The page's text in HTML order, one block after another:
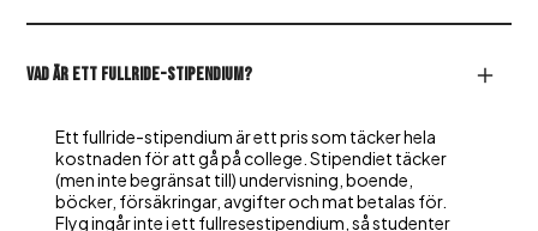
Vad är ett fullride-stipendium?
Ett fullride-stipendium är ett pris som täcker hela
kostnaden för att gå på college. Stipendiet täcker
(men inte begränsat till) undervisning, boende,
böcker, försäkringar, avgifter och mat betalas för.
Flyg ingår inte i ett fullresestipendium, så studenter